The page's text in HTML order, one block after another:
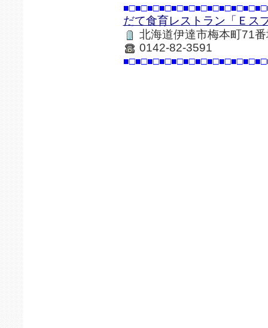
だて食育レストラン「Ｅス
北海道伊達市梅本町71
0142-82-3591